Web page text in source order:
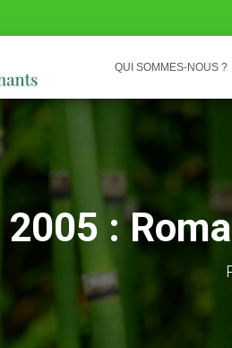
QUI SOMMES-NOUS ?
2005 :